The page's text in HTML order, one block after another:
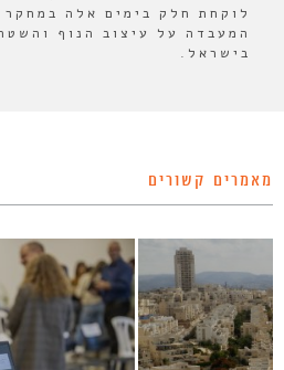
לוקחת חלק בימים אלה
המעבדה על עיצוב הנוף
בישראל.
מאמרים קשורים